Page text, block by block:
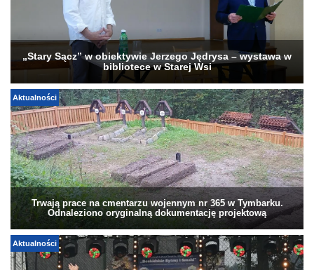
„Stary Sącz” w obiektywie Jerzego Jędrysa – wystawa w
bibliotece w Starej Wsi
Aktualności
Trwają prace na cmentarzu wojennym nr 365 w Tymbarku.
Odnaleziono oryginalną dokumentację projektową
Aktualności